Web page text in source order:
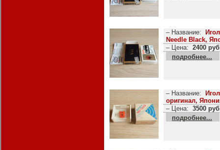
– Название:
Needle Black,
– Цена: 2400
подробнее...
– Название:
оригинал,
– Цена: 3500
подробнее...